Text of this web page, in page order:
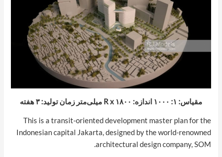
مقیاس: ۱: ۱۰۰۰ اندازه: R x ۱۸۰۰ میلی‌متر زمان تولید: ۳ هفته
This is a transit-oriented development master plan for the
Indonesian capital Jakarta, designed by the world-renowned
architectural design company, SOM.